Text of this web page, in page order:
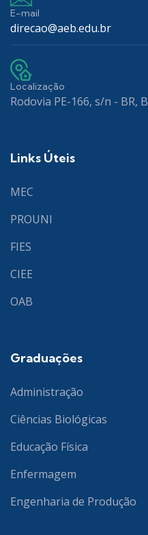
E-mail
direcao@aeb.edu.br
Localização
Rodovia PE-166, s/n - BR,
Links Úteis
MEC
PROUNI
FIES
CIEE
OAB
Graduações
Administração
Ciências Biológicas
Educação Física
Enfermagem
Engenharia de Produção